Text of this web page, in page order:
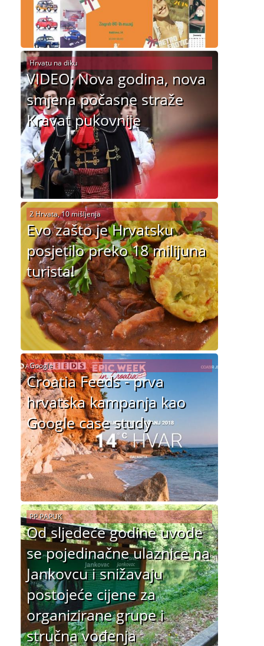
VIDEO: Nova godina, nova
smjena počasne straže
Kravat pukovnije
Hrvatu na diku
Evo zašto je Hrvatsku
posjetilo preko 18 milijuna
turista!
2 Hrvata, 10 mišljenja
Croatia Feeds - prva
hrvatska kampanja kao
Google case study
Google
Od sljedeće godine uvode
se pojedinačne ulaznice na
Jankovcu i snižavaju
postojeće cijene za
organizirane grupe i
stručna vođenja
PP PAPUK